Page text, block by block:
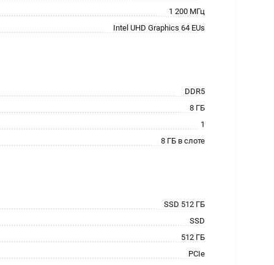
1 200 МГц
Intel UHD Graphics 64 EUs
DDR5
8 ГБ
1
8 ГБ в слоте
SSD 512 ГБ
SSD
512 ГБ
PCIe